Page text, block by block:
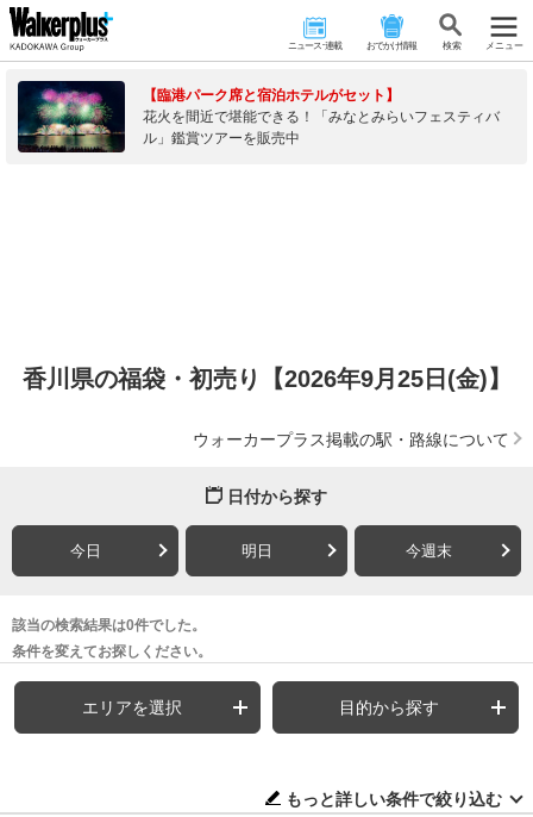
ニュース･連載 おでかけ情報 検 索 メニュー
【臨港パーク席と宿泊ホテルがセット】
花火を間近で堪能できる！「みなとみらいフェスティバ
ル」鑑賞ツアーを販売中
香川県の福袋・初売り【2026年9月25日(金)】
ウォーカープラス掲載の駅・路線について
日付から探す
今日 明日 今週末
該当の検索結果は0件でした。
条件を変えてお探しください。
エリアを選択 目的から探す
もっと詳しい条件で絞り込む